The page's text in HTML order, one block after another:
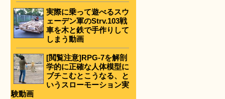
実際に乗って遊べるスウ
ェーデン軍のStrv.103戦
車を木と鉄で手作りして
しまう動画
[閲覧注意]RPG-7を解剖
学的に正確な人体模型に
ブチこむとこうなる、と
いうスローモーション実
験動画